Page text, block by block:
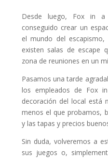
Desde luego, Fox in
conseguido crear un
el mundo del
existen salas de escape
zona de reuniones en un
Pasamos una tarde
los empleados de Fox
decoración del local está
menos el que probamos,
y las tapas y precios
Sin duda, volveremos a
sus juegos o,